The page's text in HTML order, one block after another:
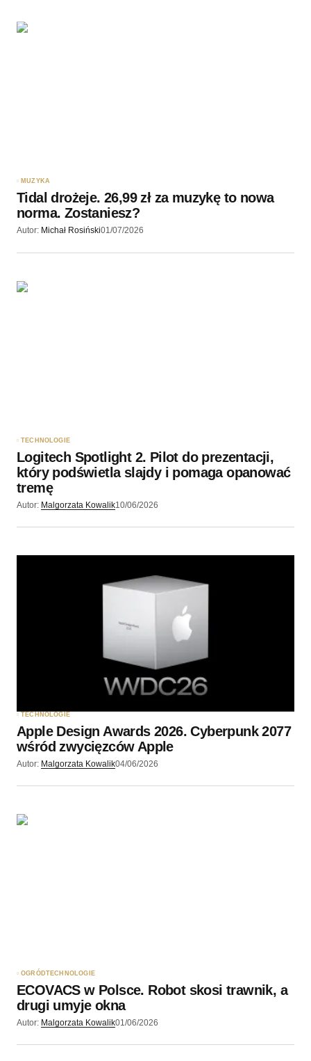
MUZYKA
Tidal drożeje. 26,99 zł za muzykę to nowa
norma. Zostaniesz?
Autor: Michał Rosiński01/07/2026
TECHNOLOGIE
Logitech Spotlight 2. Pilot do prezentacji,
który podświetla slajdy i pomaga opanować
tremę
Autor: Malgorzata Kowalik10/06/2026
TECHNOLOGIE
Apple Design Awards 2026. Cyberpunk 2077
wśród zwycięzców Apple
Autor: Malgorzata Kowalik04/06/2026
OGRÓDTECHNOLOGIE
ECOVACS w Polsce. Robot skosi trawnik, a
drugi umyje okna
Autor: Malgorzata Kowalik01/06/2026